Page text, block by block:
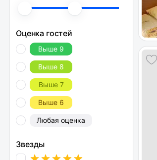
Оценка гостей
Выше 9
Выше 8
Выше 7
Выше 6
Любая оценка
Звезды